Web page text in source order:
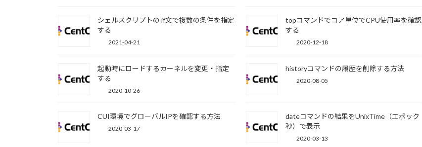
シェルスクリプトの if文で複数の条件を指定
する
2021-04-21
topコマンドでコア単位でCPU使用率を確認
する
2020-12-18
起動時にロードするカーネルを変更・指定
する
2020-10-26
historyコマンドの履歴を削除する方法
2020-08-05
CUI環境でグローバルIPを確認する方法
2020-03-17
dateコマンドの結果をUnixTime（エポック
秒）で表示
2020-03-13